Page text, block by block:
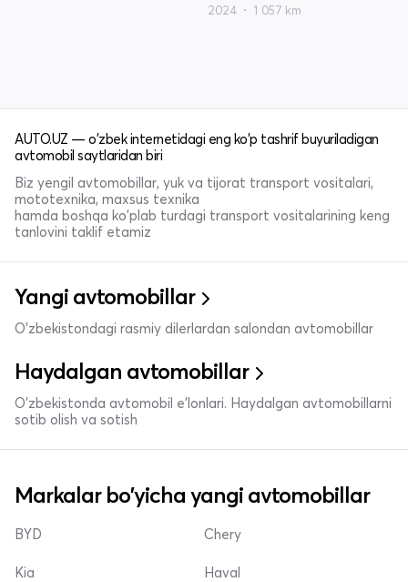
2024 1 057 km
AUTO.UZ — o'zbek internetidagi eng ko'p tashrif buyuriladigan
avtomobil saytlaridan biri
Biz yengil avtomobillar, yuk va tijorat transport vositalari,
mototexnika, maxsus texnika
hamda boshqa ko'plab turdagi transport vositalarining keng
tanlovini taklif etamiz
Yangi avtomobillar
O'zbekistondagi rasmiy dilerlardan salondan avtomobillar
Haydalgan avtomobillar
O'zbekistonda avtomobil e’lonlari. Haydalgan avtomobillarni
sotib olish va sotish
Markalar bo'yicha yangi avtomobillar
BYD
Kia
Chery
Haval